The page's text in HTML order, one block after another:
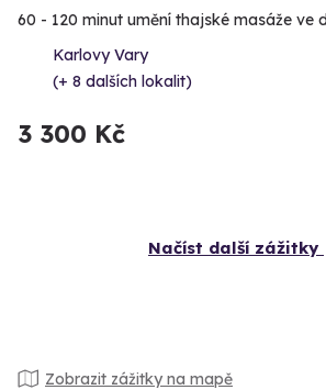
60 - 120 minut umění thajské masáže ve
Karlovy Vary
(+ 8 dalších lokalit)
3 300 Kč
Načíst další zážitky
Zobrazit zážitky na mapě